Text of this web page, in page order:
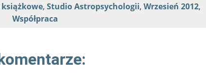
książkowe, Studio Astropsychologii, Wrzesień 2012,
Współpraca